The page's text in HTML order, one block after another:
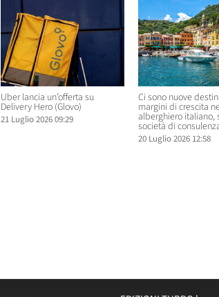
Uber lancia un’offerta su
Delivery Hero (Glovo)
21 Luglio 2026 09:29
Ci sono nuove
margini di crescita
alberghiero italiano,
società di
20 Luglio 2026 12:58